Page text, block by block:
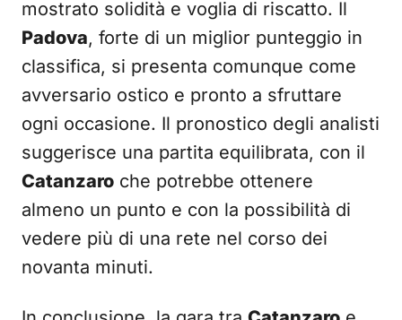
mostrato solidità e voglia di riscatto. Il
Padova, forte di un miglior punteggio in
classifica, si presenta comunque come
avversario ostico e pronto a sfruttare
ogni occasione. Il pronostico degli analisti
suggerisce una partita equilibrata, con il
Catanzaro che potrebbe ottenere
almeno un punto e con la possibilità di
vedere più di una rete nel corso dei
novanta minuti.